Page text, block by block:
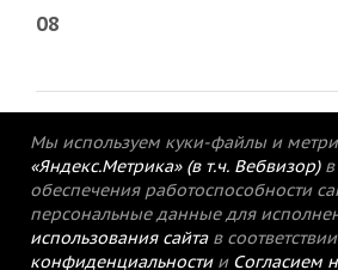
08
Мы используем куки-файлы и
«Яндекс.Метрика» (в т.ч. Вебвизор)
обеспечения работоспособности
персональные данные для
использования сайтав
конфиденциальностии Согласием